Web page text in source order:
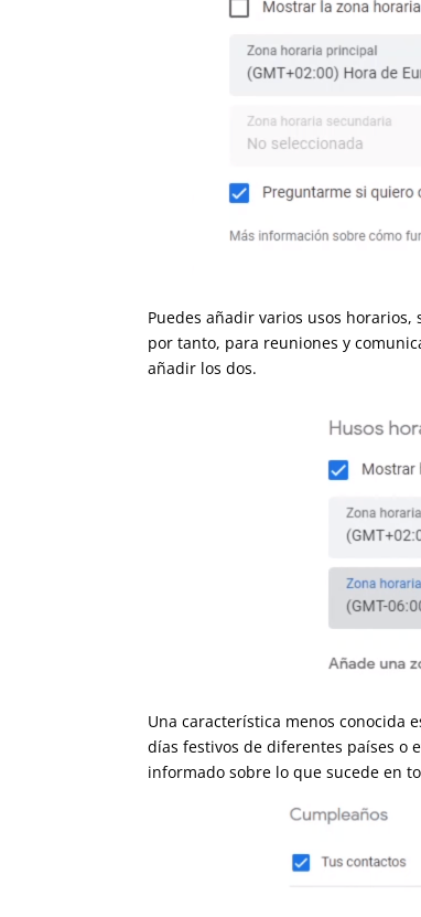
México, por tanto, para reuniones y
importante añadir los dos.
como días festivos de diferentes
mantenerte informado sobre lo que